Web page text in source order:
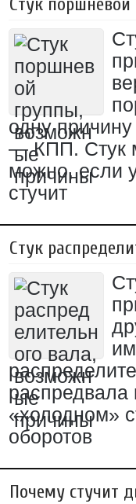
Стук
одну
— КПП. Стук
можно, если
стучит
Стук
распредвала
«холодном»
оборотов
Почему стучит